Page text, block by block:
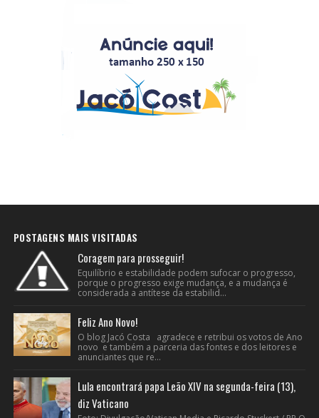
POSTAGENS MAIS VISITADAS
Coragem para prosseguir!
Equilíbrio e estabilidade podem sufocar o progresso,
porque o progresso exige mudança, e a mudança é
considerada a antítese da estabilid...
Feliz Ano Novo!
O blog Jacó Costa agradece e retribui os votos de Ano
novo e também a parceria das fontes e dos leitores e
anunciantes que re...
Lula encontrará papa Leão XIV na segunda-feira (13),
diz Vaticano